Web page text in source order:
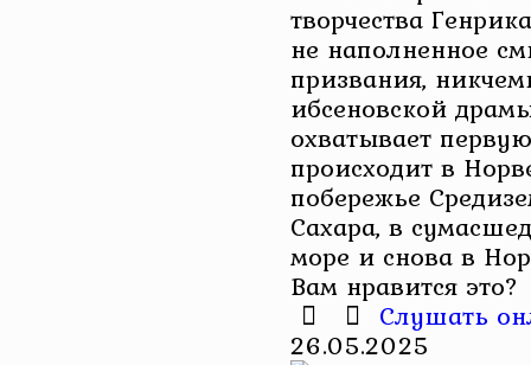
творчества
не наполненное
призвания,
ибсеновской
охватывает
происходит в
побережье
Сахара, в
море и снова в
Вам нравится это?
Слушать
26.05.2025